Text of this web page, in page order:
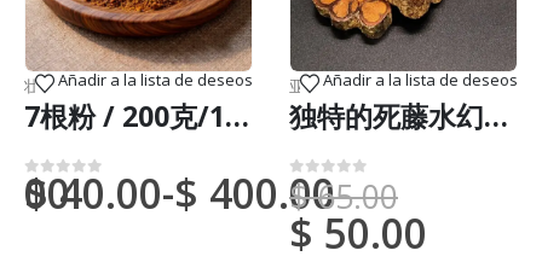
快递） Añadir a la lista de deseos
壮阳树皮 ,新到货物（DHL 或联邦快递）
7根粉 / 200克/1公斤 - 100%纯天然有机树皮
0满分 5 分
$40.00-$ 400.00
Añadir a la lista de deseos
亚马逊艺术 , 新到货物（DHL 或联邦
独特的死藤水幻灯片 -（卡皮木）-手工制作
0满分 5 分
$65.00
$ 50.00